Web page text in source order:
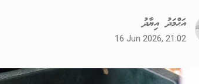
އަޙްމަދު އިޔާދު
16 Jun 2026, 21:02